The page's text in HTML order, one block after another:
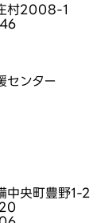
村2008-1
センター
中央町豊野1-2